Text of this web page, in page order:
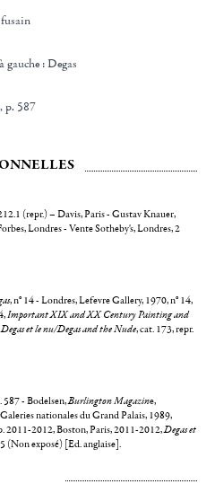
fusain
gauche : Degas
p. 587
(repr.) – Davis, Paris - Gustav Knauer,
Londres - Vente Sotheby's, Londres, 2
, n° 14 - Londres, Lefevre Gallery, 1970, n° 14,
Important XIX and XX Century Painting and
Degas et le nu/Degas and the Nude, cat. 173, repr.
587 - Bodelsen,Burlington Magazine,
nationales du Grand Palais, 1989,
2011-2012, Boston, Paris, 2011-2012,Degas et
(Non exposé) [Ed. anglaise].